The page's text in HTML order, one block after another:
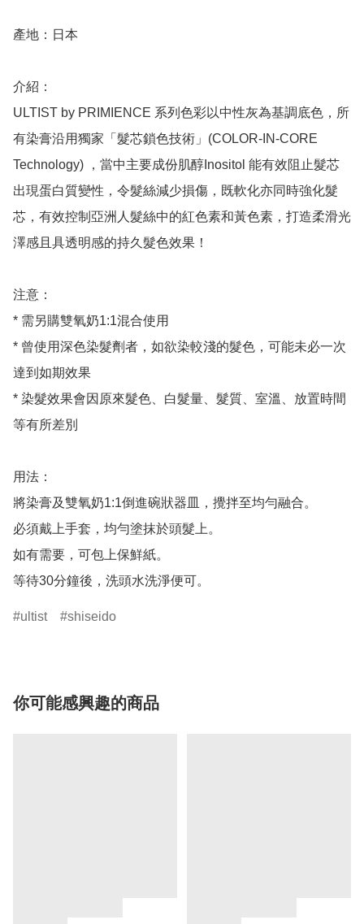
產地：日本
介紹：
ULTIST by PRIMIENCE 系列色彩以中性灰為基調底色，所
有染膏沿用獨家「髮芯鎖色技術」(COLOR-IN-CORE
Technology) ，當中主要成份肌醇Inositol 能有效阻止髮芯
出現蛋白質變性，令髮絲減少損傷，既軟化亦同時強化髮
芯，有效控制亞洲人髮絲中的紅色素和黃色素，打造柔滑光
澤感且具透明感的持久髮色效果！
注意：
* 需另購雙氧奶1:1混合使用
* 曾使用深色染髮劑者，如欲染較淺的髮色，可能未必一次
達到如期效果
* 染髮效果會因原來髮色、白髮量、髮質、室溫、放置時間
等有所差別
用法：
將染膏及雙氧奶1:1倒進碗狀器皿，攪拌至均勻融合。
必須戴上手套，均勻塗抹於頭髮上。
如有需要，可包上保鮮紙。
等待30分鐘後，洗頭水洗淨便可。
ultist shiseido
你可能感興趣的商品